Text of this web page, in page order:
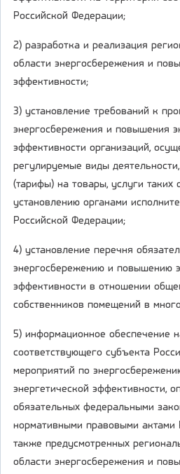
Российской Федерации;
2) разработка и реализация
области энергосбережения и
эффективности;
3) установление требований к
энергосбережения и повышения
эффективности организаций,
регулируемые виды
(тарифы) на товары, услуги таких
установлению органами
Российской Федерации;
4) установление перечня
энергосбережению и повышению
эффективности в отношении
собственников помещений в
5) информационное обеспечение
соответствующего субъекта
мероприятий по
энергетической эффективности,
обязательных федеральными
нормативными правовыми актами
также предусмотренных
области энергосбережения и